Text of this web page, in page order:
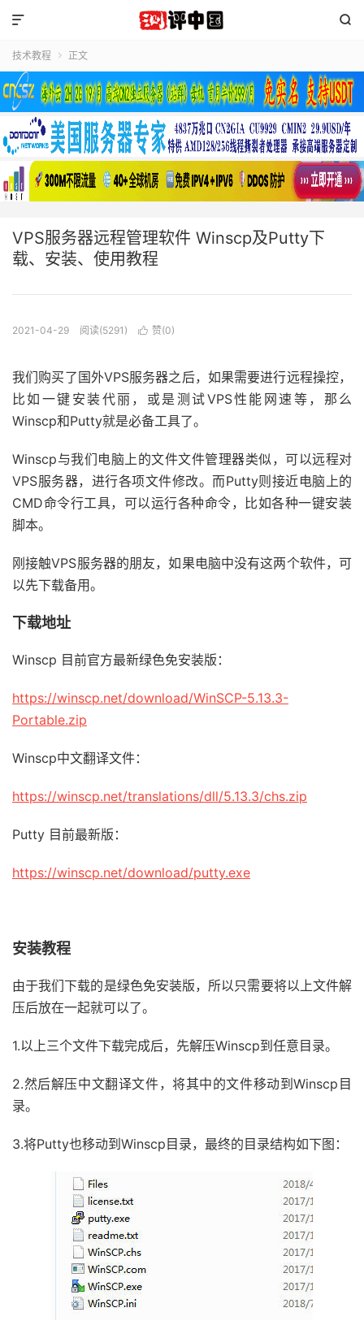


技术教程  正文
VPS服务器远程管理软件 Winscp及Putty下
载、安装、使用教程
2021-04-29 阅读(5291)  赞(0)
我们购买了国外VPS服务器之后，如果需要进行远程操控，
比如一键安装代丽，或是测试VPS性能网速等，那么
Winscp和Putty就是必备工具了。
Winscp与我们电脑上的文件文件管理器类似，可以远程对
VPS服务器，进行各项文件修改。而Putty则接近电脑上的
CMD命令行工具，可以运行各种命令，比如各种一键安装
脚本。
刚接触VPS服务器的朋友，如果电脑中没有这两个软件，可
以先下载备用。
下载地址
Winscp 目前官方最新绿色免安装版：
https://winscp.net/download/WinSCP-5.13.3-
Portable.zip
Winscp中文翻译文件：
https://winscp.net/translations/dll/5.13.3/chs.zip
Putty 目前最新版：
https://winscp.net/download/putty.exe
安装教程
由于我们下载的是绿色免安装版，所以只需要将以上文件解
压后放在一起就可以了。
1.以上三个文件下载完成后，先解压Winscp到任意目录。
2.然后解压中文翻译文件，将其中的文件移动到Winscp目
录。
3.将Putty也移动到Winscp目录，最终的目录结构如下图：